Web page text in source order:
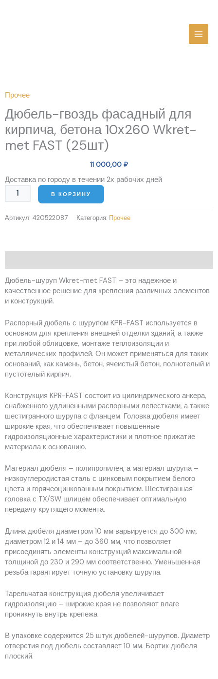
Прочее
Дюбель-гвоздь фасадный для
кирпича, бетона 10х260 Wkret-
met FAST (25шт)
11 000,00 ₽
Доставка по городу в течении 2х рабочих дней
Дюбель-
фасадный
для
кирпича,
бетона
met
FAST
(25шт)
В КОРЗИНУ
Артикул: 420522087 Категория: Прочее
Дюбель-шуруп Wkret-met FAST – это надежное и
качественное решение для крепления различных элементов
и конструкций.
Распорный дюбель с шурупом KPR-FAST используется в
основном для крепления внешней отделки зданий, а также
при любой облицовке, монтаже теплоизоляции и
металлических профилей. Он может применяться для таких
оснований, как камень, бетон, ячеистый бетон, полнотелый и
пустотелый кирпич.
Конструкция KPR-FAST состоит из цилиндрического анкера,
снабженного удлиненными распорными лепестками, а также
шестигранного шурупа с фланцем. Головка дюбеля имеет
широкие края, что обеспечивает повышенные
гидроизоляционные характеристики и плотное прижатие
материала к основанию.
Материал дюбеля – полипропилен, а материал шурупа –
низкоуглеродистая сталь с цинковым покрытием белого
цвета и горячеоцинкованным покрытием. Шестигранная
головка с TX/SW шлицем обеспечивает оптимальную
передачу крутящего момента.
Длина дюбеля диаметром 10 мм варьируется до 300 мм,
диаметром 12 и 14 мм – до 360 мм, что позволяет
присоединять элементы конструкций максимальной
толщиной до 230 и 290 мм соответственно. Уменьшенная
резьба гарантирует точную установку шурупа.
Тарельчатая конструкция дюбеля увеличивает
гидроизоляцию – широкие края не позволяют влаге
проникнуть внутрь крепежа.
В упаковке содержится 25 штук дюбелей-шурупов. Диаметр
отверстия под дюбель составляет 10 мм. Бортик дюбеля
плоский.